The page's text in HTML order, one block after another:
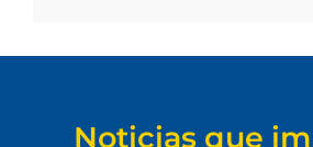
Noticias que